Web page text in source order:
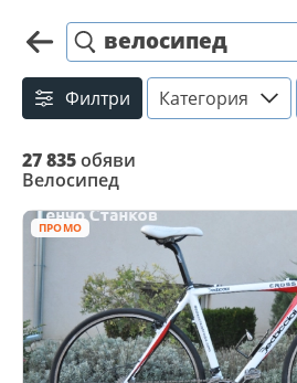
велосипед
Филтри Категория
27 835обяви
Велосипед
ПРОМО